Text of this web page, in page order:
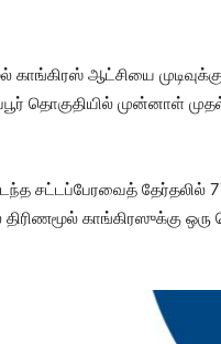
காங்கிரஸ் ஆட்சியை
தொகுதியில் முன்னாள்
சட்டப்​பேர​வைத் தேர்​தலில்
காங்​கிரஸுக்கு ஒரு